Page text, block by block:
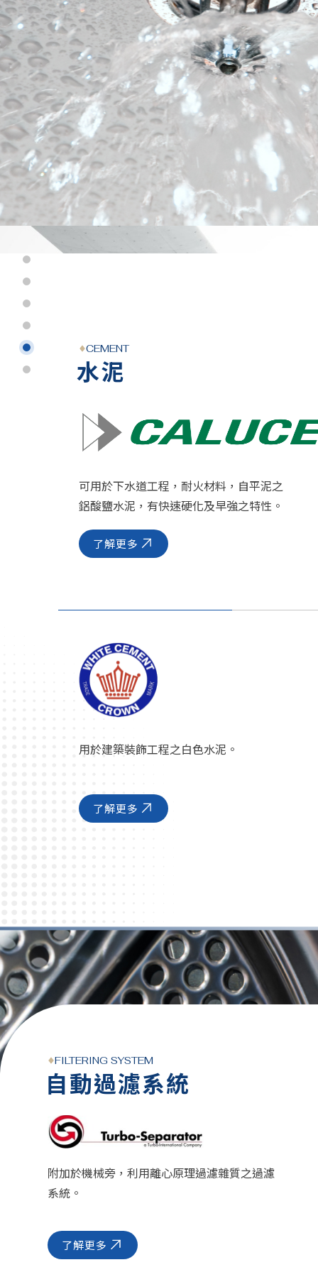
CEMENT
水泥
可用於下水道工程，耐火材料，自平泥之
鋁酸鹽水泥，有快速硬化及早強之特性。
了解更多
用於建築裝飾工程之白色水泥。
了解更多
FILTERING SYSTEM
自動過濾系統
附加於機械旁，利用離心原理過濾雜質之過濾
系統。
了解更多